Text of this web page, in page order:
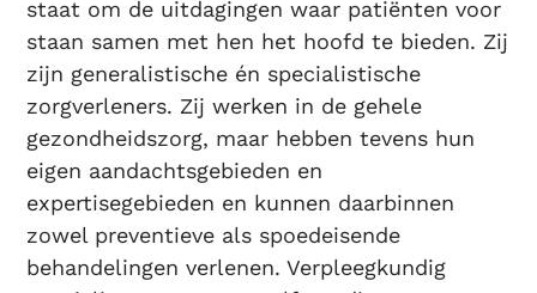
staat om de uitdagingen waar patiënten voor
staan samen met hen het hoofd te bieden. Zij
zijn generalistische én specialistische
zorgverleners. Zij werken in de gehele
gezondheidszorg, maar hebben tevens hun
eigen aandachtsgebieden en
expertisegebieden en kunnen daarbinnen
zowel preventieve als spoedeisende
behandelingen verlenen. Verpleegkundig